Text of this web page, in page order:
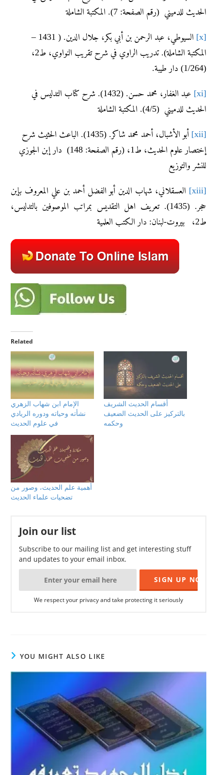
الحديث للدميني (رقم الصفحة: 7). المكتبة الشاملة
[x]
السيوطي، عبد الرحمن بن أبي بكر، جلال الدين. ( 1431 –
المكتبة الشاملة). تدريب الراوي في شرح تقريب النواوي، ط2،
(1/264) دار طيبة.
[xi]
عبد الغفار، محمد حسن. (1432). شرح كتاب التدليس في
الحديث للدميني (4/5). المكتبة الشاملة
[xii]
أبو الأشبال، أحمد محمد شاكر. (1435). الباعث الحثيث شرح
إختصار علوم الحديث، ط1، (رقم الصفحة: 148) دار إبن الجوزي
للنشر والتوزيع
[xiii]
العسقلاني، شهاب الدين أبو الفضل أحمد بن علي المعروف بإبن
حجر. (1435). تعريف اهل التقديس بمراتب الموصوفين بالتدليس،
ط2، بيروت-لبنان: دار الكتب العلمية
Related
الإمام ابن شهاب الزهري
نشأته وحياته ودوره الريادي
في علوم الحديث
أقسام الحديث الشريف
بالتركيز على الحديث الضعيف
وحكمه
أهمية علم الحديث، وصور من
تضحيات علماء الحديث
Join our list
Subscribe to our mailing list and get interesting stuff
and updates to your email inbox.
We respect your privacy and take protecting it seriously
YOU MIGHT ALSO LIKE